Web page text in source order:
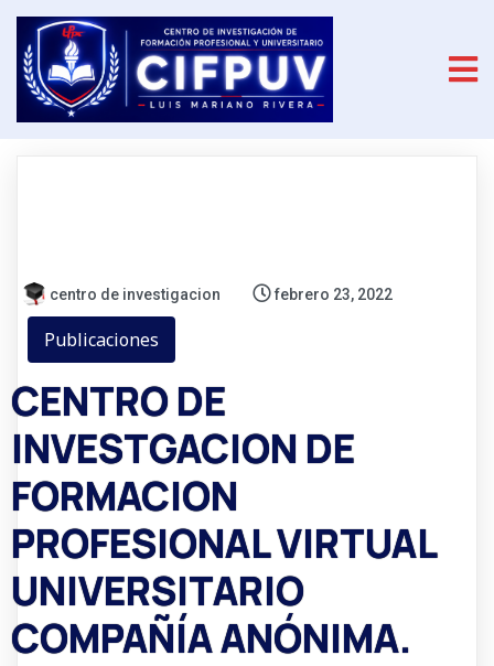
centro de investigacion febrero 23, 2022
Publicaciones
CENTRO DE
INVESTGACION DE
FORMACION
PROFESIONAL VIRTUAL
UNIVERSITARIO
COMPAÑÍA ANÓNIMA.